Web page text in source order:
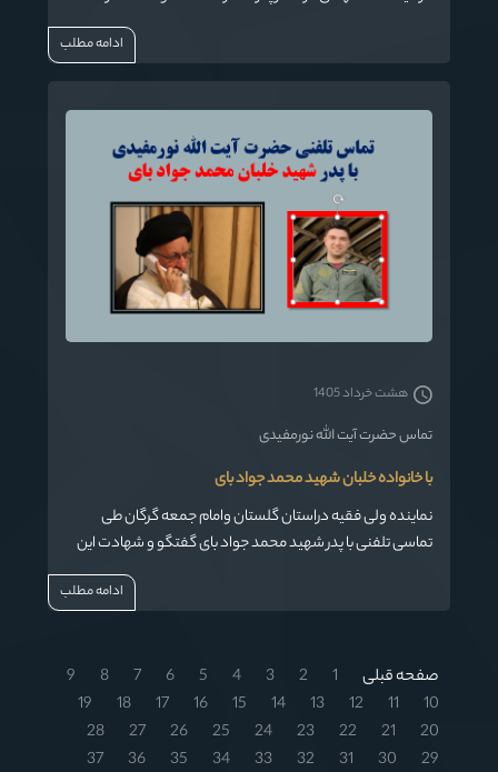
نماینده ولی فقیه دراستان گلستان وامام جمعه گرگان برگزار
ادامه مطلب
تماس حضرت آیت الله نورمفیدی
با خانواده خلبان شهید محمد جواد بای
نماینده ولی فقیه دراستان گلستان وامام جمعه گرگان طی
تماسی تلفنی با پدر شهید محمد جواد بای گفتگو و شهادت این
هشت خرداد 1405
ادامه مطلب
صفحه قبلی 1
2
3
4
5
6
7
8
9
10
11
12
13
14
15
16
17
18
19
20
21
22
23
24
25
26
27
28
29
30
31
32
33
34
35
36
37